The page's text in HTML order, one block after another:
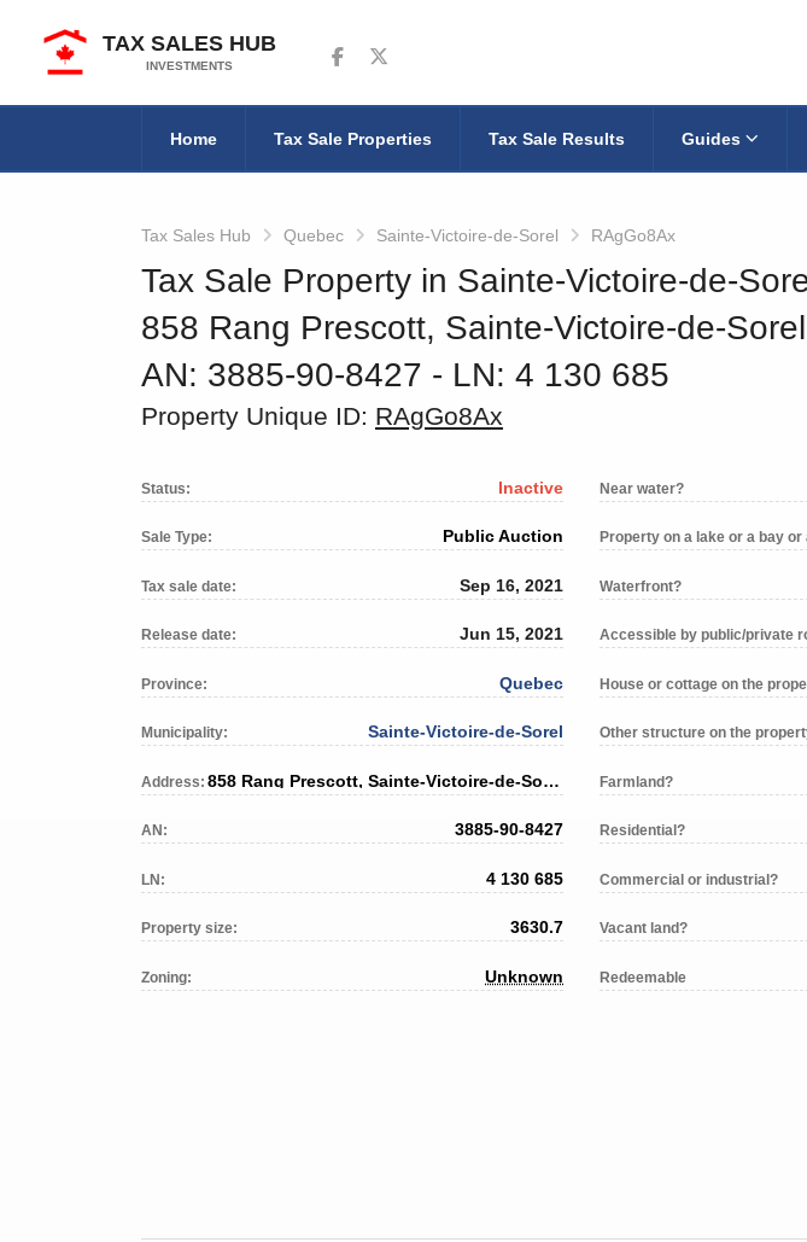
TAX SALES HUB
INVESTMENTS
Follow us on Facebook
Follow us on Twitter
Home Tax Sale Properties Tax Sale Results Guides
Tax Sales Hub Quebec Sainte-Victoire-de-Sorel RAgGo8Ax
Tax Sale Property in Sainte-Victoire-de-
858 Rang Prescott, Sainte-Victoire-de-
AN: 3885-90-8427 ‐ LN: 4 130 685
Property Unique ID: RAgGo8Ax
Status: Inactive
Sale Type: Public Auction
Tax sale date: Sep 16, 2021
Release date: Jun 15, 2021
Province: Quebec
Municipality: Sainte-Victoire-de-Sorel
Address: 858 Rang Prescott, Sainte-Victoire-de-Sorel, QC J0G 1T0
AN: 3885-90-8427
LN: 4 130 685
Property size: 3630.7
Zoning: Unknown
Near water?
Property on a lake or a bay
Waterfront?
Accessible by public/private
House or cottage on the
Other structure on the
Farmland?
Residential?
Commercial or industrial?
Vacant land?
Redeemable